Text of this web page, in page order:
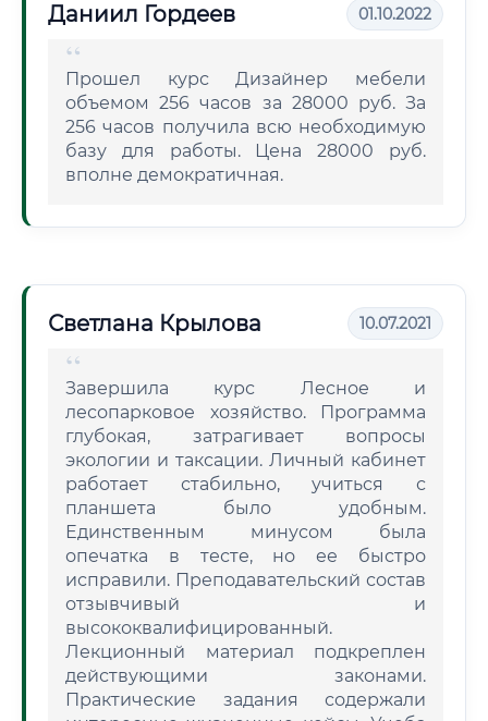
Даниил Гордеев 01.10.2022
Прошел курс Дизайнер мебели
объемом 256 часов за 28000 руб. За
256 часов получила всю необходимую
базу для работы. Цена 28000 руб.
вполне демократичная.
Светлана Крылова 10.07.2021
Завершила курс Лесное и
лесопарковое хозяйство. Программа
глубокая, затрагивает вопросы
экологии и таксации. Личный кабинет
работает стабильно, учиться с
планшета было удобным.
Единственным минусом была
опечатка в тесте, но ее быстро
исправили. Преподавательский состав
отзывчивый и
высококвалифицированный.
Лекционный материал подкреплен
действующими законами.
Практические задания содержали